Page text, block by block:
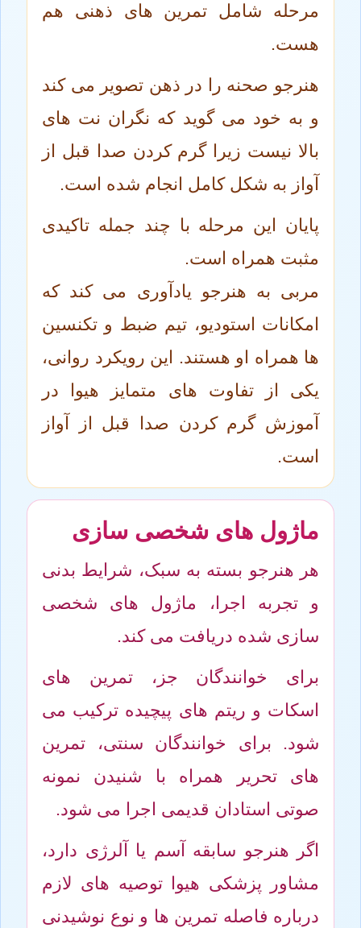
مرحله شامل تمرین های ذهنی هم
هست.
هنرجو صحنه را در ذهن تصویر می کند
و به خود می گوید که نگران نت های
بالا نیست زیرا گرم کردن صدا قبل از
آواز به شکل کامل انجام شده است.
پایان این مرحله با چند جمله تاکیدی
مثبت همراه است.
مربی به هنرجو یادآوری می کند که
امکانات استودیو، تیم ضبط و تکنسین
ها همراه او هستند. این رویکرد روانی،
یکی از تفاوت های متمایز هیوا در
آموزش گرم کردن صدا قبل از آواز
است.
ماژول های شخصی سازی
هر هنرجو بسته به سبک، شرایط بدنی
و تجربه اجرا، ماژول های شخصی
سازی شده دریافت می کند.
برای خوانندگان جز، تمرین های
اسکات و ریتم های پیچیده ترکیب می
شود. برای خوانندگان سنتی، تمرین
های تحریر همراه با شنیدن نمونه
صوتی استادان قدیمی اجرا می شود.
اگر هنرجو سابقه آسم یا آلرژی دارد،
مشاور پزشکی هیوا توصیه های لازم
درباره فاصله تمرین ها و نوع نوشیدنی